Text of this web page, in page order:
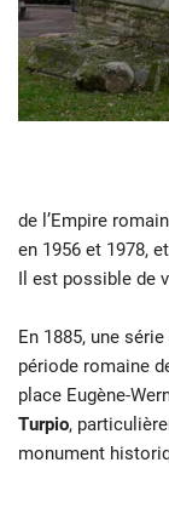
de l’Empire
en 1956 et 1978,
Il est possible de
En 1885, une
période romaine
place Eugène-
Turpio,
monument